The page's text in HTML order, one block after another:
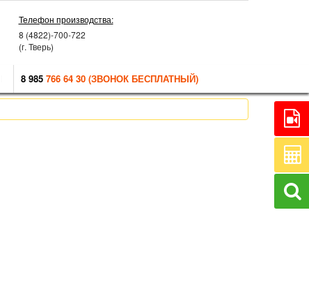
Телефон производства:
8 (4822)-700-722
(г. Тверь)
8 985 766 64 30 (ЗВОНОК БЕСПЛАТНЫЙ)